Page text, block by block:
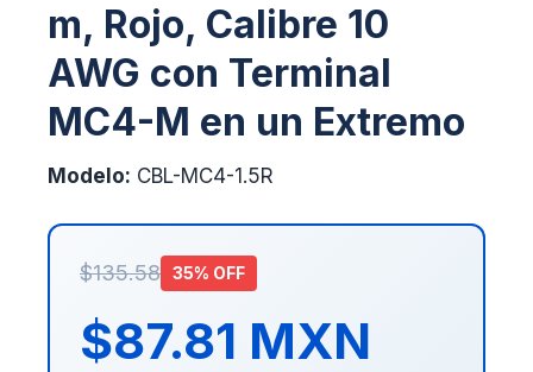
m, Rojo, Calibre 10
AWG con Terminal
MC4-M en un Extremo
Modelo: CBL-MC4-1.5R
$135.58 35% OFF
$87.81 MXN